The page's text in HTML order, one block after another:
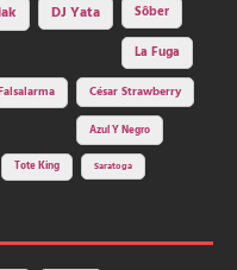
DJ Yata
Sôber
La Fuga
César Strawberry
Azul Y Negro
Tote King Saratoga